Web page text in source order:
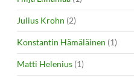
Julius Krohn (2)
Konstantin Hämäläinen (1)
Matti Helenius (1)